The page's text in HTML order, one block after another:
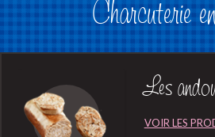
Charcuterie
Les